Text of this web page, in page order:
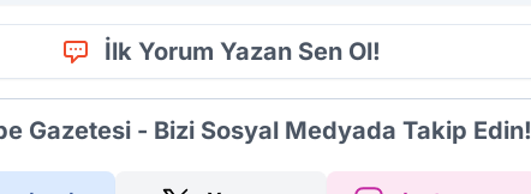
İlk Yorum Yazan Sen Ol!
Gazetesi - Bizi Sosyal Medyada Takip Edin!